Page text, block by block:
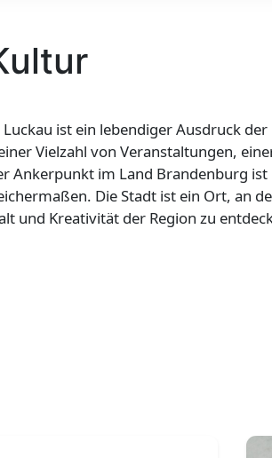
ist ein lebendiger Ausdruck
Vielzahl von Veranstaltungen,
Ankerpunkt im Land Brandenburg
Die Stadt ist ein Ort, an
und Kreativität der Region zu